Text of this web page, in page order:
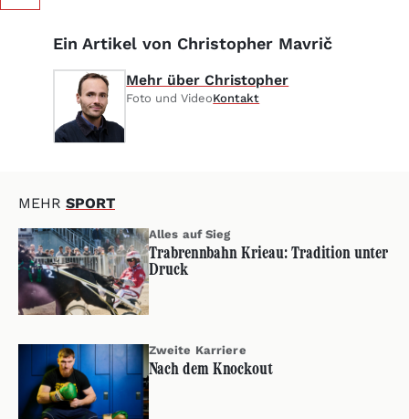
Ein Artikel von Christopher Mavrič
Mehr über Christopher
Foto und VideoKontakt
MEHR SPORT
Alles auf Sieg
Trabrennbahn Krieau: Tradition unter
Druck
Zweite Karriere
Nach dem Knockout